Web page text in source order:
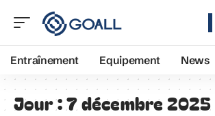
Entraînement Equipement News
Jour :7 décembre 2025